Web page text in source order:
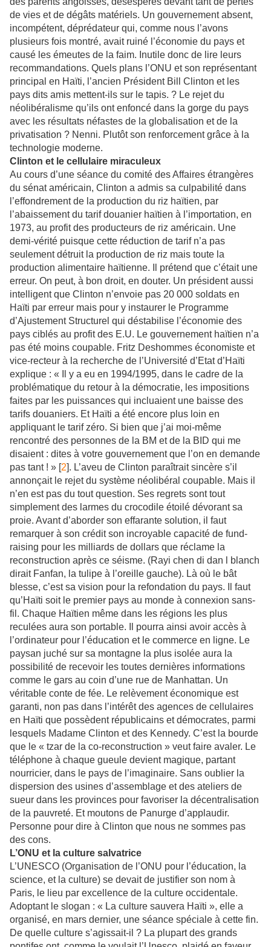
de vies et de dégâts matériels. Un gouvernement absent,
incompétent, déprédateur qui, comme nous l’avons
plusieurs fois montré, avait ruiné l’économie du pays et
causé les émeutes de la faim. Inutile donc de lire leurs
recommandations. Quels plans l’ONU et son représentant
principal en Haïti, l’ancien Président Bill Clinton et les
pays dits amis mettent-ils sur le tapis. ? Le rejet du
néolibéralisme qu’ils ont enfoncé dans la gorge du pays
avec les résultats néfastes de la globalisation et de la
privatisation ? Nenni. Plutôt son renforcement grâce à la
technologie moderne.
Clinton et le cellulaire miraculeux
Au cours d’une séance du comité des Affaires étrangères
du sénat américain, Clinton a admis sa culpabilité dans
l’effondrement de la production du riz haïtien, par
l’abaissement du tarif douanier haïtien à l’importation, en
1973, au profit des producteurs de riz américain. Une
demi-vérité puisque cette réduction de tarif n’a pas
seulement détruit la production de riz mais toute la
production alimentaire haïtienne. Il prétend que c’était une
erreur. On peut, à bon droit, en douter. Un président aussi
intelligent que Clinton n’envoie pas 20 000 soldats en
Haïti par erreur mais pour y instaurer le Programme
d’Ajustement Structurel qui déstabilise l’économie des
pays ciblés au profit des E.U. Le gouvernement haïtien n’a
pas été moins coupable. Fritz Deshommes économiste et
vice-recteur à la recherche de l’Université d’Etat d’Haïti
explique : « Il y a eu en 1994/1995, dans le cadre de la
problématique du retour à la démocratie, les impositions
faites par les puissances qui incluaient une baisse des
tarifs douaniers. Et Haïti a été encore plus loin en
appliquant le tarif zéro. Si bien que j’ai moi-même
rencontré des personnes de la BM et de la BID qui me
disaient : dites à votre gouvernement que l’on en demande
pas tant ! » [2]. L’aveu de Clinton paraîtrait sincère s’il
annonçait le rejet du système néolibéral coupable. Mais il
n’en est pas du tout question. Ses regrets sont tout
simplement des larmes du crocodile étoilé dévorant sa
proie. Avant d’aborder son effarante solution, il faut
remarquer à son crédit son incroyable capacité de fund-
raising pour les milliards de dollars que réclame la
reconstruction après ce séisme. (Rayi chen di dan l blanch
dirait Fanfan, la tulipe à l’oreille gauche). Là où le bât
blesse, c’est sa vision pour la refondation du pays. Il faut
qu’Haïti soit le premier pays au monde à connexion sans-
fil. Chaque Haïtien même dans les régions les plus
reculées aura son portable. Il pourra ainsi avoir accès à
l’ordinateur pour l’éducation et le commerce en ligne. Le
paysan juché sur sa montagne la plus isolée aura la
possibilité de recevoir les toutes dernières informations
comme le gars au coin d’une rue de Manhattan. Un
véritable conte de fée. Le relèvement économique est
garanti, non pas dans l’intérêt des agences de cellulaires
en Haïti que possèdent républicains et démocrates, parmi
lesquels Madame Clinton et des Kennedy. C’est la bourde
que le « tzar de la co-reconstruction » veut faire avaler. Le
téléphone à chaque gueule devient magique, partant
nourricier, dans le pays de l’imaginaire. Sans oublier la
dispersion des usines d’assemblage et des ateliers de
sueur dans les provinces pour favoriser la décentralisation
de la pauvreté. Et moutons de Panurge d’applaudir.
Personne pour dire à Clinton que nous ne sommes pas
des cons.
L’ONU et la culture salvatrice
L’UNESCO (Organisation de l’ONU pour l’éducation, la
science, et la culture) se devait de justifier son nom à
Paris, le lieu par excellence de la culture occidentale.
Adoptant le slogan : « La culture sauvera Haïti », elle a
organisé, en mars dernier, une séance spéciale à cette fin.
De quelle culture s’agissait-il ? La plupart des grands